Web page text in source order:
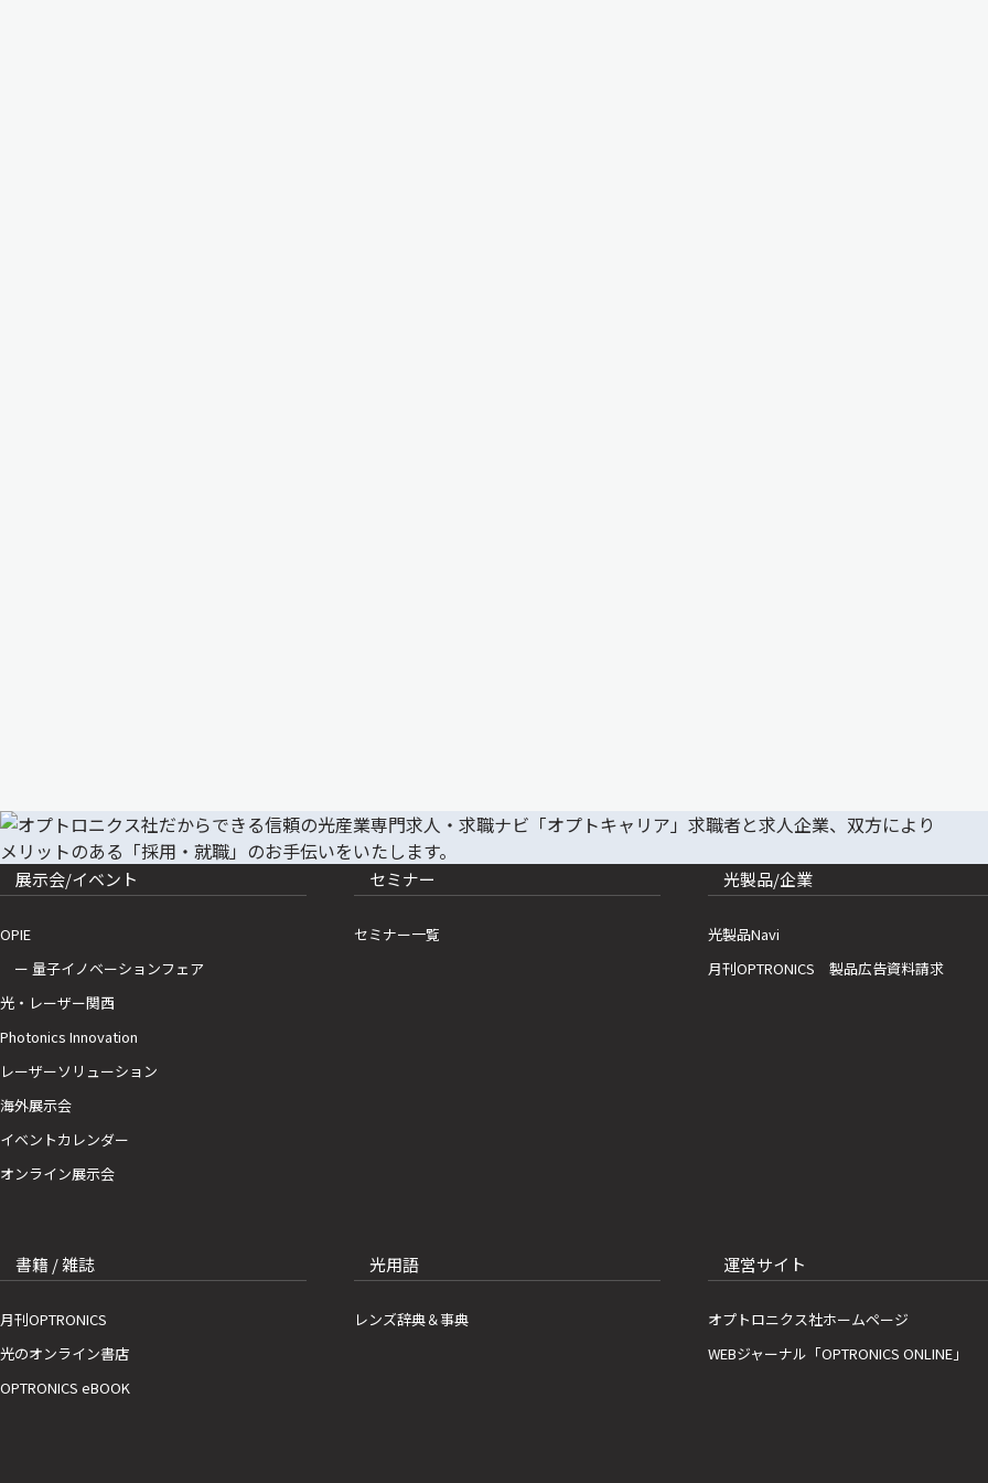
展示会/イベント
OPIE
ー 量子イノベーションフェア
光・レーザー関西
Photonics Innovation
レーザーソリューション
海外展示会
イベントカレンダー
オンライン展示会
セミナー
セミナー一覧
光製品/企業
光製品Navi
月刊OPTRONICS 製品広告資料請求
書籍 / 雑誌
月刊OPTRONICS
光のオンライン書店
OPTRONICS eBOOK
光用語
レンズ辞典＆事典
運営サイト
オプトロニクス社ホームページ
WEBジャーナル「OPTRONICS ONLINE」